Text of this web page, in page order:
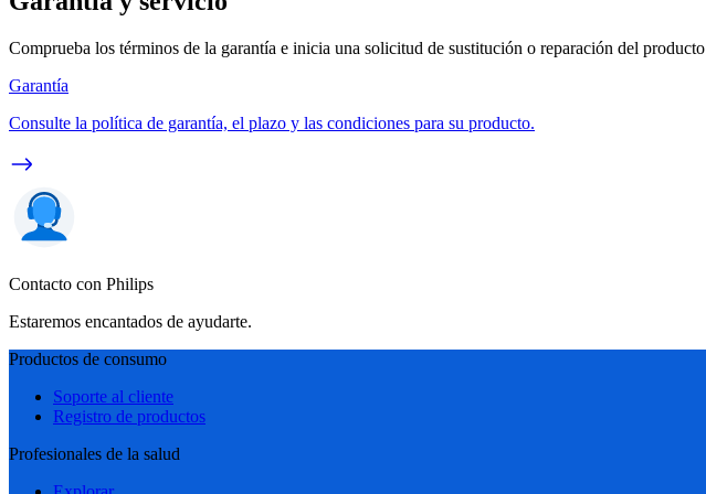
Comprueba los términos de la garantía e inicia una solicitud de sustitución o reparación del producto
Garantía
Consulte la política de garantía, el plazo y las condiciones para su producto.
Contacto con Philips
Estaremos encantados de ayudarte.
Productos de consumo
Soporte al cliente
Registro de productos
Profesionales de la salud